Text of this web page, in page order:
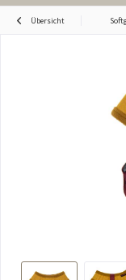
Übersicht